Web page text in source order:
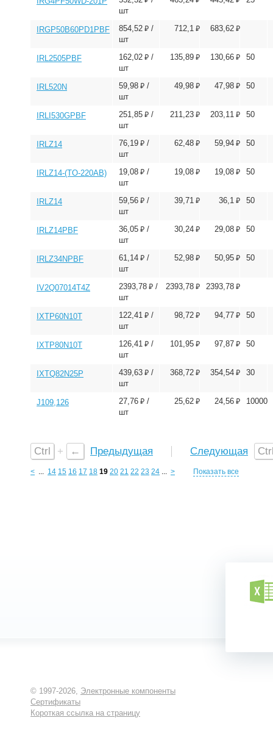
шт
IRGP50B60PD1PBF 854,52 ⃏ /
шт
712,1 ⃏ 683,62 ⃏
IRL2505PBF 162,02 ⃏ /
шт
135,89 ⃏ 130,66 ⃏ 50
IRL520N 59,98 ⃏ /
шт
49,98 ⃏ 47,98 ⃏ 50
IRLI530GPBF 251,85 ⃏ /
шт
211,23 ⃏ 203,11 ⃏ 50
IRLZ14 76,19 ⃏ /
шт
62,48 ⃏ 59,94 ⃏ 50
IRLZ14-(TO-220AB) 19,08 ⃏ /
шт
19,08 ⃏ 19,08 ⃏ 50
IRLZ14 59,56 ⃏ /
шт
39,71 ⃏ 36,1 ⃏ 50
IRLZ14PBF 36,05 ⃏ /
шт
30,24 ⃏ 29,08 ⃏ 50
IRLZ34NPBF 61,14 ⃏ /
шт
52,98 ⃏ 50,95 ⃏ 50
IV2Q07014T4Z 2393,78 ⃏ /
шт
2393,78 ⃏ 2393,78 ⃏
IXTP60N10T 122,41 ⃏ /
шт
98,72 ⃏ 94,77 ⃏ 50
IXTP80N10T 126,41 ⃏ /
шт
101,95 ⃏ 97,87 ⃏ 50
IXTQ82N25P 439,63 ⃏ /
шт
368,72 ⃏ 354,54 ⃏ 30
J109,126 27,76 ⃏ /
шт
25,62 ⃏ 24,56 ⃏ 10000
Ctrl + ← Предыдущая Следующая
< ... 14 15 16 17 18 19 20 21 22 23 24 ... > Показать все
© 1997-2026, Электронные компоненты
Сертификаты
Короткая ссылка на страницу